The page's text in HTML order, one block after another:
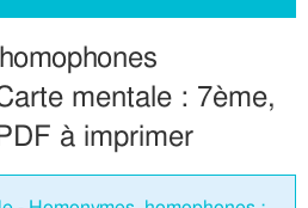
mentale : 7ème,
à imprimer